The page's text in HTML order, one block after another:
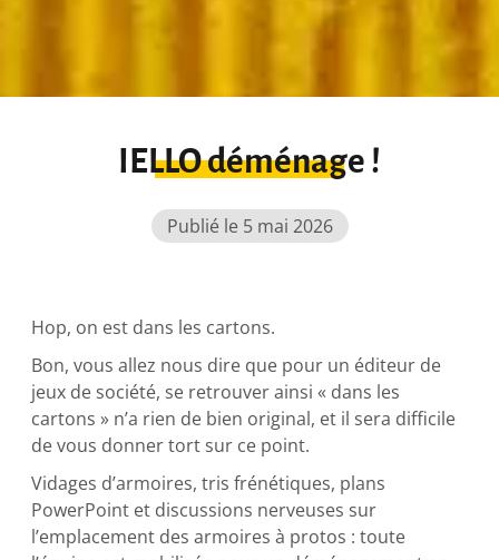
IELLO déménage !
Publié le 5 mai 2026
Hop, on est dans les cartons.
Bon, vous allez nous dire que pour un éditeur de
jeux de société, se retrouver ainsi « dans les
cartons » n’a rien de bien original, et il sera difficile
de vous donner tort sur ce point.
Vidages d’armoires, tris frénétiques, plans
PowerPoint et discussions nerveuses sur
l’emplacement des armoires à protos : toute